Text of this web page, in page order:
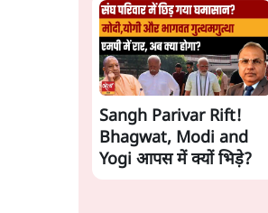
Sangh Parivar Rift!
Bhagwat, Modi and
Yogi आपस में क्यों भिड़े?